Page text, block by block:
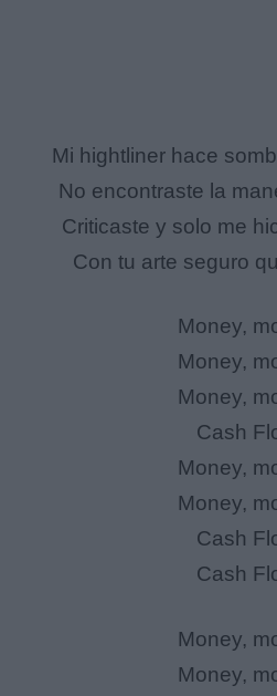
Mi hightliner hace
No encontraste la
Criticaste y solo me
Con tu arte seguro
Money,
Money,
Money,
Cash
Money,
Money,
Cash
Cash
Money,
Money,